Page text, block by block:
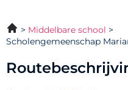
Middelbare school
Scholengemeenschap